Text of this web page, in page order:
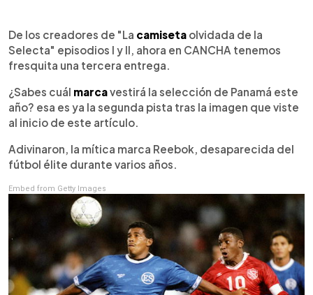
Escuchar artículo
De los creadores de "La camiseta olvidada de la
Selecta" episodios I y II, ahora en CANCHA tenemos
fresquita una tercera entrega.
¿Sabes cuál marcavestirá la selección de Panamá este
año? esa es ya la segunda pista tras la imagen que viste
al inicio de este artículo.
Adivinaron, la mítica marca Reebok, desaparecida del
fútbol élite durante varios años.
Embed from Getty Images